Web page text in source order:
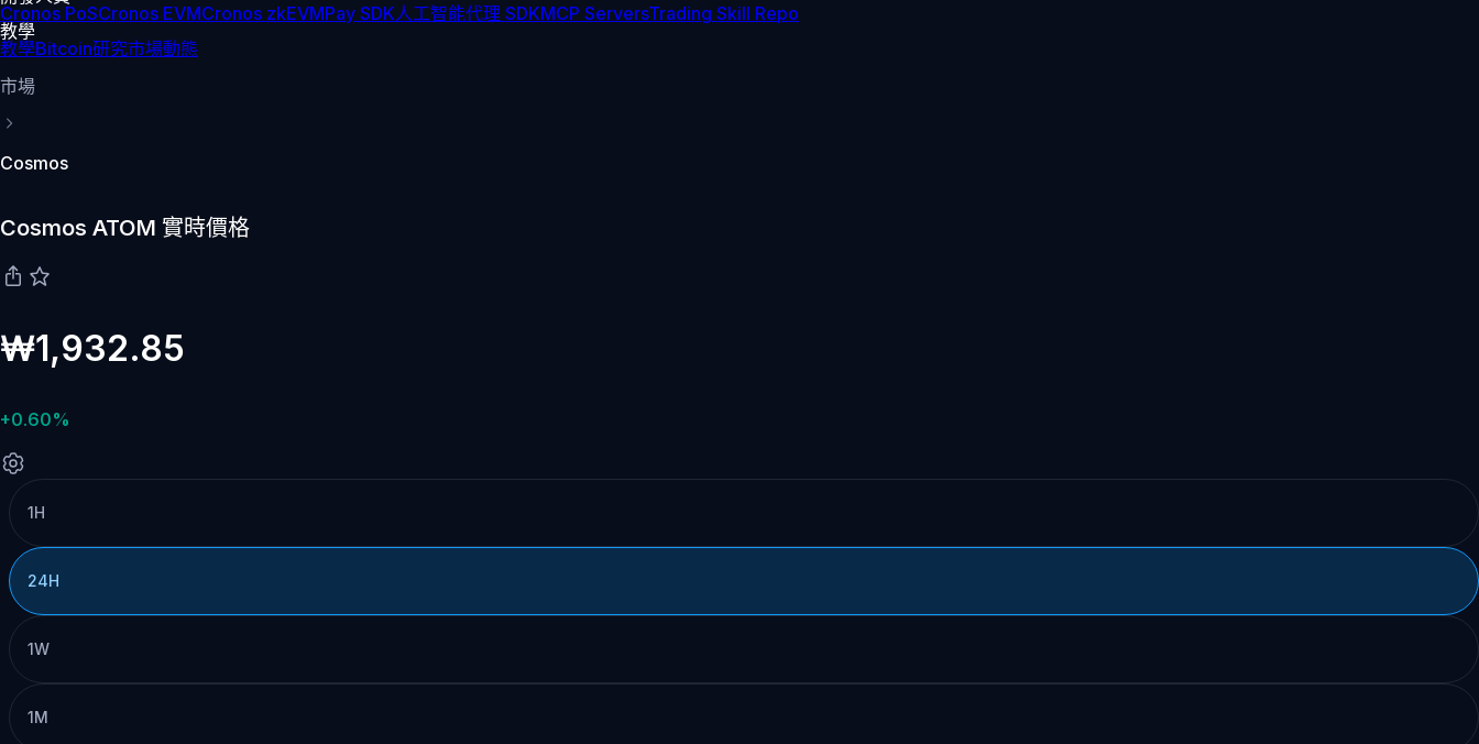
Cronos PoSCronos EVMCronos zkEVMPay SDK人工智能代理 SDKMCP ServersTrading Skill Repo
教學
教學Bitcoin研究市場動態
市場
Cosmos
Cosmos ATOM 實時價格
₩1,932.85
+0.60%
1H
24H
1W
1M